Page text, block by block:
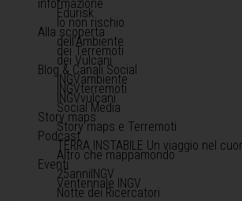
informazione
Edurisk
Io non rischio
Alla scoperta
dell'Ambiente
dei Terremoti
dei Vulcani
Blog & Canali Social
INGVambiente
INGVterremoti
INGVvulcani
Social Media
Story maps
Story maps e Terremoti
Podcast
TERRA INSTABILE Un viaggio nel
Altro che mappamondo
Eventi
25anniINGV
Ventennale INGV
Notte dei Ricercatori